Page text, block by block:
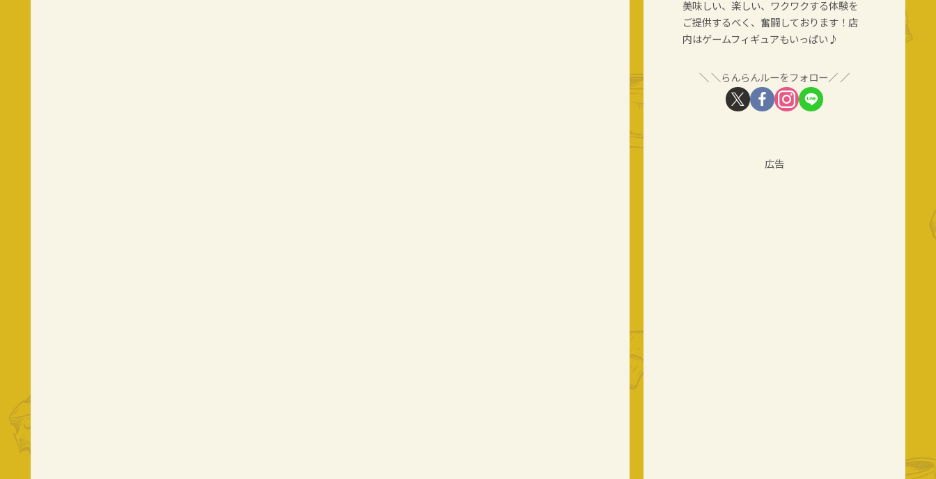
美味しい、楽しい、ワクワクする体験を
ご提供するべく、奮闘しております！店
内はゲームフィギュアもいっぱい♪
＼らんらんルーをフォロー／
広告